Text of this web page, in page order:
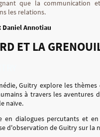
que la communication
les relations.
Daniel Annotiau
ET LA
Guitry explore les
à travers les aventures
naïve.
en dialogues percutants et
d'observation de Guitry sur la